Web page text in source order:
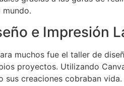
e Impresión
muchos fue el taller de
proyectos. Utilizando
sus creaciones cobraban